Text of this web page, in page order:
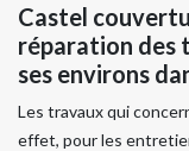
Castel
réparation des
ses environs
Les travaux qui
effet, pour les